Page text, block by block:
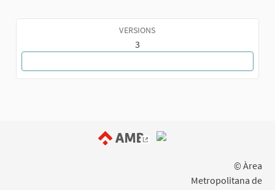
VERSIONS
3
© Àrea
Metropolitana de